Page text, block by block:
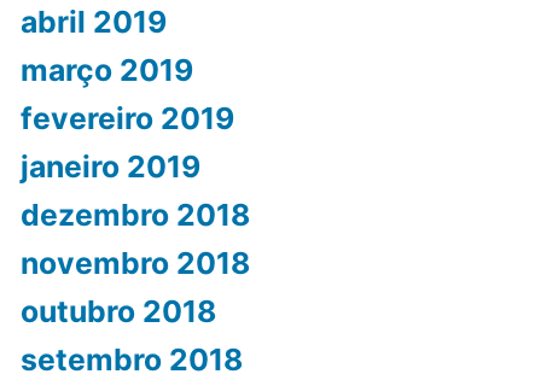
abril 2019
março 2019
fevereiro 2019
janeiro 2019
dezembro 2018
novembro 2018
outubro 2018
setembro 2018